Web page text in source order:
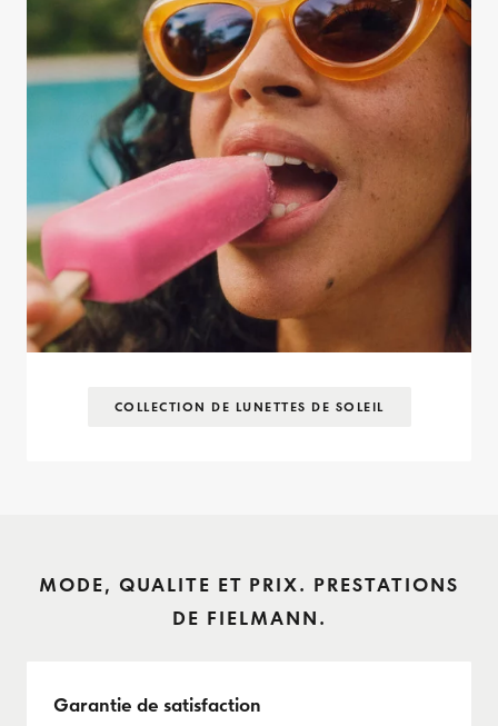
COLLECTION DE LUNETTES DE SOLEIL
MODE, QUALITE ET PRIX. PRESTATIONS
DE FIELMANN.
Garantie de satisfaction